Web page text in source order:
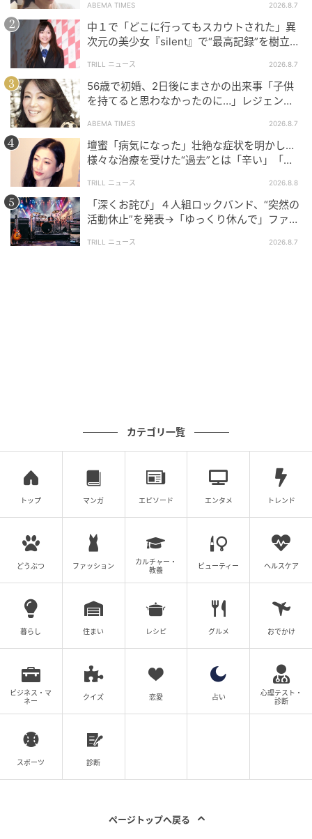
ABEMA TIMES 2026.8.7
中１で「どこに行ってもスカウトされた」異
次元の美少女『silent』で“最高記録”を樹立し
TRILL ニュース 2026.8.7
56歳で初婚、2日後にまさかの出来事「子供
を持てると思わなかったのに…」レジェンド
ABEMA TIMES 2026.8.7
壇蜜「病気になった」壮絶な症状を明かし…
様々な治療を受けた“過去”とは「辛い」「苦
TRILL ニュース 2026.8.8
「深くお詫び」４人組ロックバンド、“突然の
活動休止”を発表→「ゆっくり休んで」ファン
TRILL ニュース 2026.8.7
カテゴリ一覧
トップ マンガ エピソード エンタメ トレンド
どうぶつ ファッション
カルチャー・
教養
ビューティー ヘルスケア
暮らし 住まい レシピ グルメ おでかけ
ビジネス・マ
ネー
クイズ 恋愛 占い
心理テスト・
診断
スポーツ 診断
ページトップへ戻る